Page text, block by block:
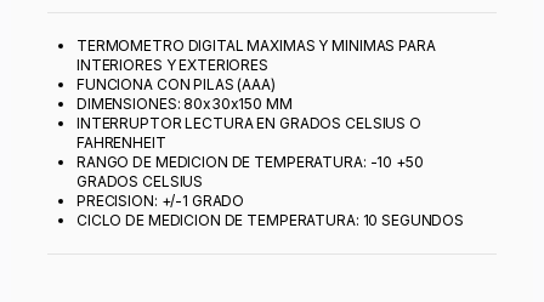
TERMOMETRO DIGITAL MAXIMAS Y MINIMAS PARA
INTERIORES Y EXTERIORES
FUNCIONA CON PILAS (AAA)
DIMENSIONES: 80x30x150 MM
INTERRUPTOR LECTURA EN GRADOS CELSIUS O
FAHRENHEIT
RANGO DE MEDICION DE TEMPERATURA: -10 +50
GRADOS CELSIUS
PRECISION: +/-1 GRADO
CICLO DE MEDICION DE TEMPERATURA: 10 SEGUNDOS